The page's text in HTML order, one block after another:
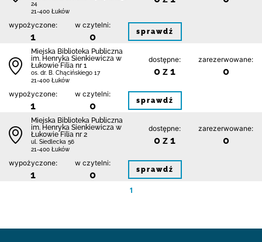
24
21-400 Łuków
wypożyczone:
1
w czytelni:
0 sprawdź
Miejska Biblioteka Publiczna
im. Henryka Sienkiewicza w
Łukowie Filia nr 1
os. dr. B. Chącińskiego 17
21-400 Łuków
dostępne:
0 z 1
zarezerwowane:
0
wypożyczone:
1
w czytelni:
0 sprawdź
Miejska Biblioteka Publiczna
im. Henryka Sienkiewicza w
Łukowie Filia nr 2
ul. Siedlecka 56
21-400 Łuków
dostępne:
0 z 1
zarezerwowane:
0
wypożyczone:
1
w czytelni:
0 sprawdź
1